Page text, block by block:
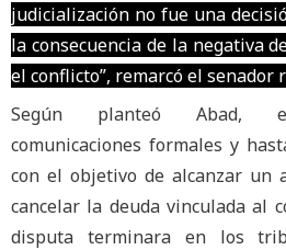
judicialización no fue una
la consecuencia de la negativa
el conflicto”, remarcó el senador
Según planteó Abad,
comunicaciones formales y
con el objetivo de alcanzar un
cancelar la deuda vinculada al
disputa terminara en los